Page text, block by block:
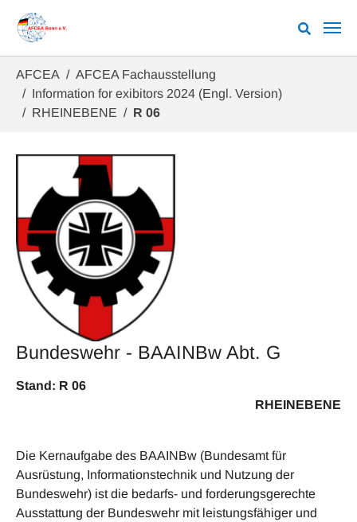
AFCEA
AFCEA Fachausstellung
Information for exibitors 2024 (Engl. Version)
RHEINEBENE
R 06
Bundeswehr - BAAINBw Abt. G
Stand: R 06
RHEINEBENE
Die Kernaufgabe des BAAINBw (Bundesamt für
Ausrüstung, Informationstechnik und Nutzung der
Bundeswehr) ist die bedarfs- und forderungsgerechte
Ausstattung der Bundeswehr mit leistungsfähiger und